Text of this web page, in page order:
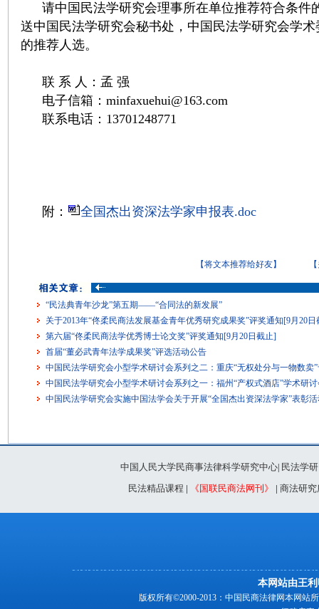
请中国民法学研究会理事所在单位推荐符合条件
送中国民法学研究会秘书处，中国民法学研究会学
的推荐人选。
联 系 人：孟 强
电子信箱：minfaxuehui@163.com
联系电话：13701248771
附： 全国杰出资深法学家申报表.doc
【将文本推荐给好友】
“民法典青年沙龙”第五期——“合同法的新发展”
关于2013年“佟柔民商法发展基金青年优秀研究成果奖”评奖通知[9月20日
第六届“佟柔民商法学优秀博士论文奖”评奖通知[9月20日截止]
首届“董必武青年法学成果奖”评选活动公告
中国民法学研究会小型学术研讨会系列之二：重庆“无权处分与一物数卖
中国民法学研究会小型学术研讨会系列之一：福州“产权式酒店”学术研
中国民法学研究会实施中国法学会关于开展“全国杰出资深法学家”表彰
中国人民大学民商事法律科学研究中心| 民法学
民法精品课程 | 《国联民商法网刊》 | 商法研究
本网站由王
版权所有©2000-2013：中国民商法律网本网站